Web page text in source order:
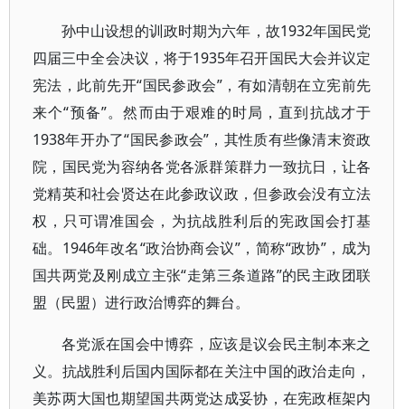
孙中山设想的训政时期为六年，故1932年国民党
四届三中全会决议，将于1935年召开国民大会并议定
宪法，此前先开“国民参政会”，有如清朝在立宪前先
来个“预备”。然而由于艰难的时局，直到抗战才于
1938年开办了“国民参政会”，其性质有些像清末资政
院，国民党为容纳各党各派群策群力一致抗日，让各
党精英和社会贤达在此参政议政，但参政会没有立法
权，只可谓准国会，为抗战胜利后的宪政国会打基
础。1946年改名“政治协商会议”，简称“政协”，成为
国共两党及刚成立主张“走第三条道路”的民主政团联
盟（民盟）进行政治博弈的舞台。
各党派在国会中博弈，应该是议会民主制本来之
义。抗战胜利后国内国际都在关注中国的政治走向，
美苏两大国也期望国共两党达成妥协，在宪政框架内